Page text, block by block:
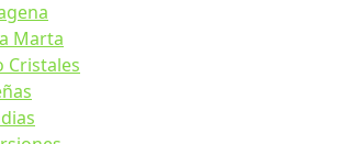
Marta
Cristales